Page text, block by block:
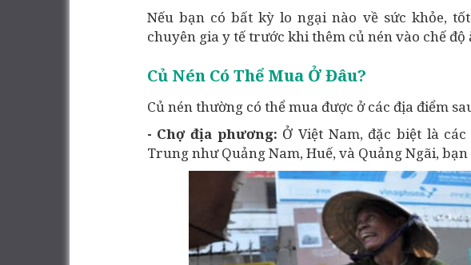
Nếu bạn có bất kỳ lo ngại nào về sức khỏe,
chuyên gia y tế trước khi thêm củ nén vào chế
Củ Nén Có Thể Mua Ở Đâu?
Củ nén thường có thể mua được ở các địa điểm
- Chợ địa phương: Ở Việt Nam, đặc biệt là
Trung như Quảng Nam, Huế, và Quảng Ngãi,